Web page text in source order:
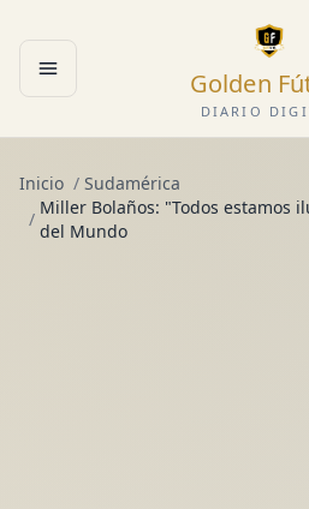
Abrir menú Golden
DIARIO
Inicio / Sudamérica
/
Miller Bolaños: "Todos estamos
del Mundo